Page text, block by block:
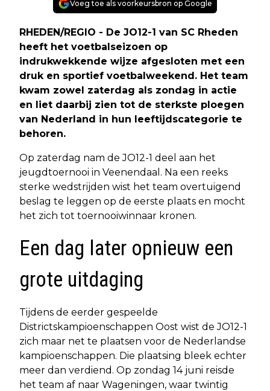
Voeg toe als voorkeursbron op Google
RHEDEN/REGIO - De JO12-1 van SC Rheden
heeft het voetbalseizoen op
indrukwekkende wijze afgesloten met een
druk en sportief voetbalweekend. Het team
kwam zowel zaterdag als zondag in actie
en liet daarbij zien tot de sterkste ploegen
van Nederland in hun leeftijdscategorie te
behoren.
Op zaterdag nam de JO12-1 deel aan het
jeugdtoernooi in Veenendaal. Na een reeks
sterke wedstrijden wist het team overtuigend
beslag te leggen op de eerste plaats en mocht
het zich tot toernooiwinnaar kronen.
Een dag later opnieuw een
grote uitdaging
Tijdens de eerder gespeelde
Districtskampioenschappen Oost wist de JO12-1
zich maar net te plaatsen voor de Nederlandse
kampioenschappen. Die plaatsing bleek echter
meer dan verdiend. Op zondag 14 juni reisde
het team af naar Wageningen, waar twintig